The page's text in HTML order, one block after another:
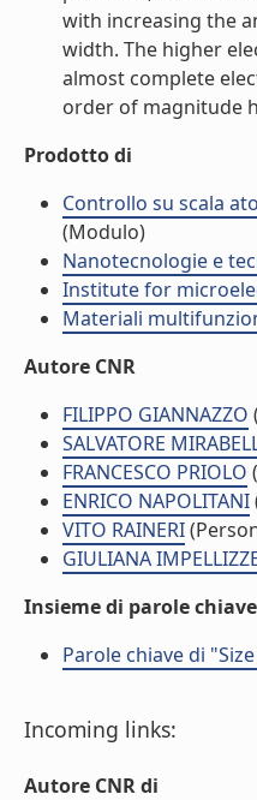
with increasing the
width. The higher
almost complete
order of magnitude
Prodotto di
Controllo su scala
(Modulo)
Nanotecnologie e
Institute for
Materiali
Autore CNR
FILIPPO GIANNAZZO
SALVATORE
FRANCESCO PRIOLO
ENRICO NAPOLITANI
VITO RAINERI
GIULIANA
Insieme di parole chiave
Parole chiave di
Incoming links:
Autore CNR di